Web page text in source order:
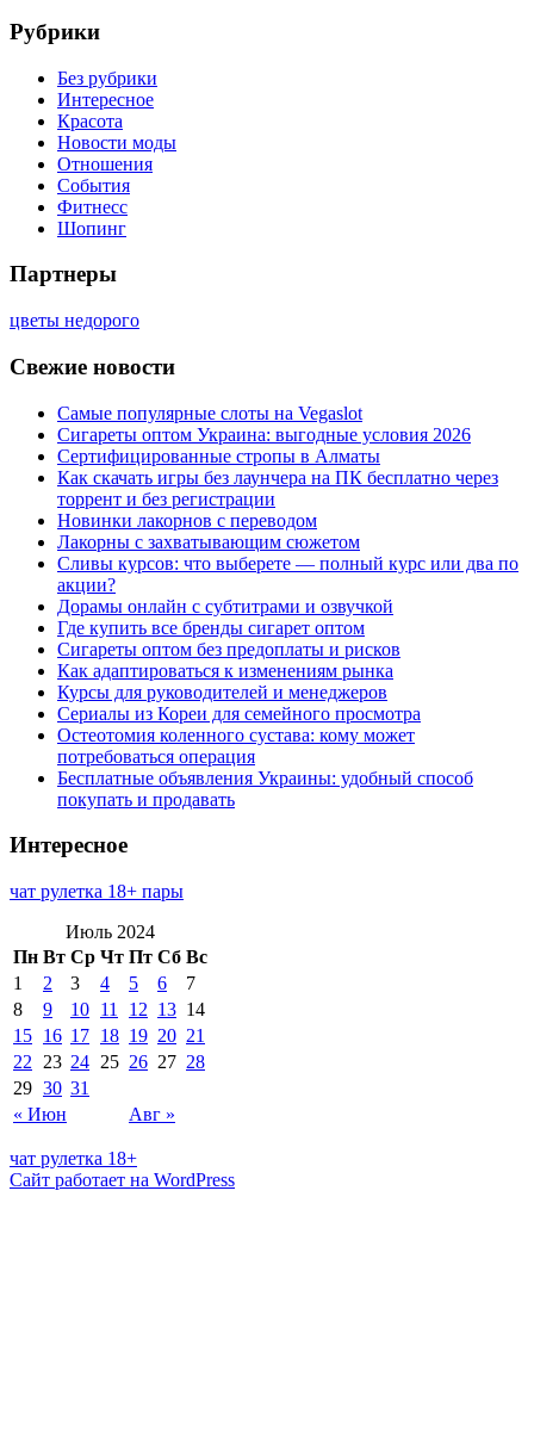
Рубрики
Без рубрики
Интересное
Красота
Новости моды
Отношения
События
Фитнесс
Шопинг
Партнеры
цветы недорого
Свежие новости
Самые популярные слоты на Vegaslot
Сигареты оптом Украина: выгодные условия 2026
Сертифицированные стропы в Алматы
Как скачать игры без лаунчера на ПК бесплатно через
торрент и без регистрации
Новинки лакорнов с переводом
Лакорны с захватывающим сюжетом
Сливы курсов: что выберете — полный курс или два по
акции?
Дорамы онлайн с субтитрами и озвучкой
Где купить все бренды сигарет оптом
Сигареты оптом без предоплаты и рисков
Как адаптироваться к изменениям рынка
Курсы для руководителей и менеджеров
Сериалы из Кореи для семейного просмотра
Остеотомия коленного сустава: кому может
потребоваться операция
Бесплатные объявления Украины: удобный способ
покупать и продавать
Интересное
чат рулетка 18+ пары
Июль 2024
Пн Вт Ср Чт Пт Сб Вс
« Июн Авг »
1 2 3 4 5 6
7
8
9 10 11 12 13 14
15 16 17 18 19 20 21
22
23 24 25 26 27 28
29 30 31
чат рулетка 18+
Сайт работает на WordPress